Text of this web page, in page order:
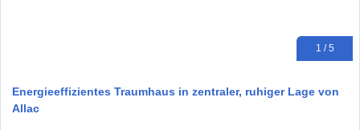
1 / 5
Energieeffizientes Traumhaus in zentraler, ruhiger Lage von
Allac